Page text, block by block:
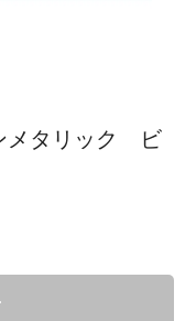
メタリック ビ